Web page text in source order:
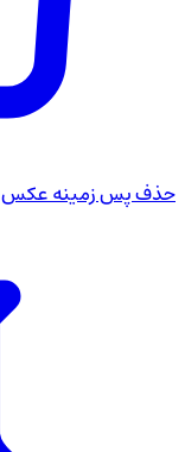
حذف پس زمینه عکس